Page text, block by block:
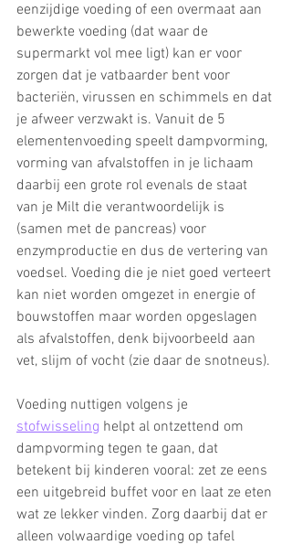
eenzijdige voeding of een overmaat aan
bewerkte voeding (dat waar de
supermarkt vol mee ligt) kan er voor
zorgen dat je vatbaarder bent voor
bacteriën, virussen en schimmels en dat
je afweer verzwakt is. Vanuit de 5
elementenvoeding speelt dampvorming,
vorming van afvalstoffen in je lichaam
daarbij een grote rol evenals de staat
van je Milt die verantwoordelijk is
(samen met de pancreas) voor
enzymproductie en dus de vertering van
voedsel. Voeding die je niet goed verteert
kan niet worden omgezet in energie of
bouwstoffen maar worden opgeslagen
als afvalstoffen, denk bijvoorbeeld aan
vet, slijm of vocht (zie daar de snotneus).
Voeding nuttigen volgens je
stofwisseling helpt al ontzettend om
dampvorming tegen te gaan, dat
betekent bij kinderen vooral: zet ze eens
een uitgebreid buffet voor en laat ze eten
wat ze lekker vinden. Zorg daarbij dat er
alleen volwaardige voeding op tafel